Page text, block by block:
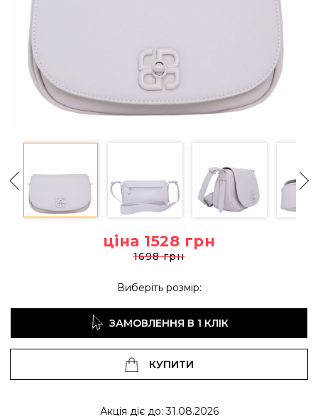
ціна 1528 грн
1698 грн
Виберіть розмір:
ЗАМОВЛЕННЯ В 1 КЛІК
КУПИТИ
Акція діє до: 31.08.2026